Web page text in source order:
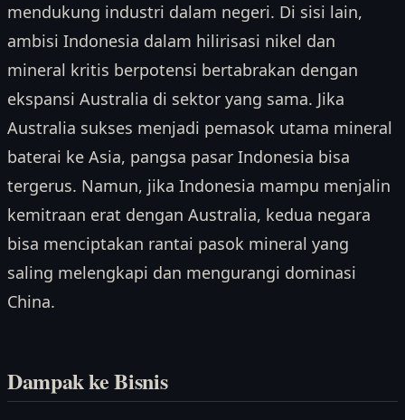
mendukung industri dalam negeri. Di sisi lain,
ambisi Indonesia dalam hilirisasi nikel dan
mineral kritis berpotensi bertabrakan dengan
ekspansi Australia di sektor yang sama. Jika
Australia sukses menjadi pemasok utama mineral
baterai ke Asia, pangsa pasar Indonesia bisa
tergerus. Namun, jika Indonesia mampu menjalin
kemitraan erat dengan Australia, kedua negara
bisa menciptakan rantai pasok mineral yang
saling melengkapi dan mengurangi dominasi
China.
Dampak ke Bisnis